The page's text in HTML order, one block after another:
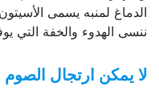
الدماغ لمنبه يسمى
ننسى الهدوء والخفة التي
لا يمكن ارتجال الصوم